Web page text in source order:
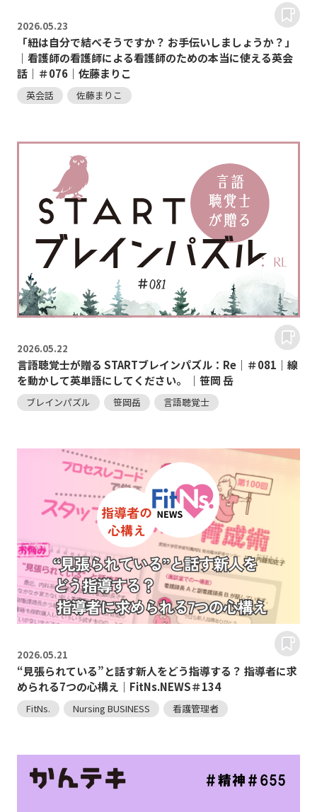
2026.05.23
「紐は自分で結べそうですか？ お手伝いしましょうか？」
｜看護師の看護師による看護師のための本当に使える英会
話｜＃076｜佐藤まりこ
英会話 佐藤まりこ
2026.05.22
言語聴覚士が贈る STARTブレインパズル：Re｜＃081｜線
を動かして英単語にしてください。 ｜笹岡 岳
ブレインパズル 笹岡岳 言語聴覚士
2026.05.21
“見張られている”と話す新人をどう指導する？ 指導者に求
められる7つの心構え｜FitNs.NEWS＃134
FitNs. Nursing BUSINESS 看護管理者